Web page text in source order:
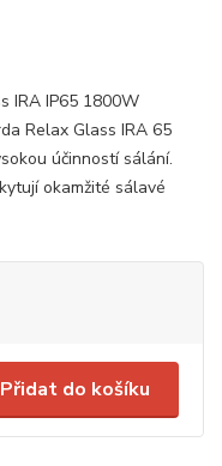
IRA IP65 1800W
Relax Glass IRA 65
účinností sálání.
okamžité sálavé
Přidat do košíku